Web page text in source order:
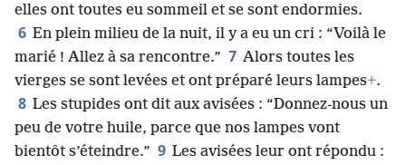
elles ont toutes eu sommeil et se sont endormies.
6 En plein milieu de la nuit, il y a eu un cri : “Voilà le
marié ! Allez à sa rencontre.” 7 Alors toutes les
vierges se sont levées et ont préparé leurs lampes+.
8 Les stupides ont dit aux avisées : “Donnez-nous un
peu de votre huile, parce que nos lampes vont
bientôt s’éteindre.” 9 Les avisées leur ont répondu :